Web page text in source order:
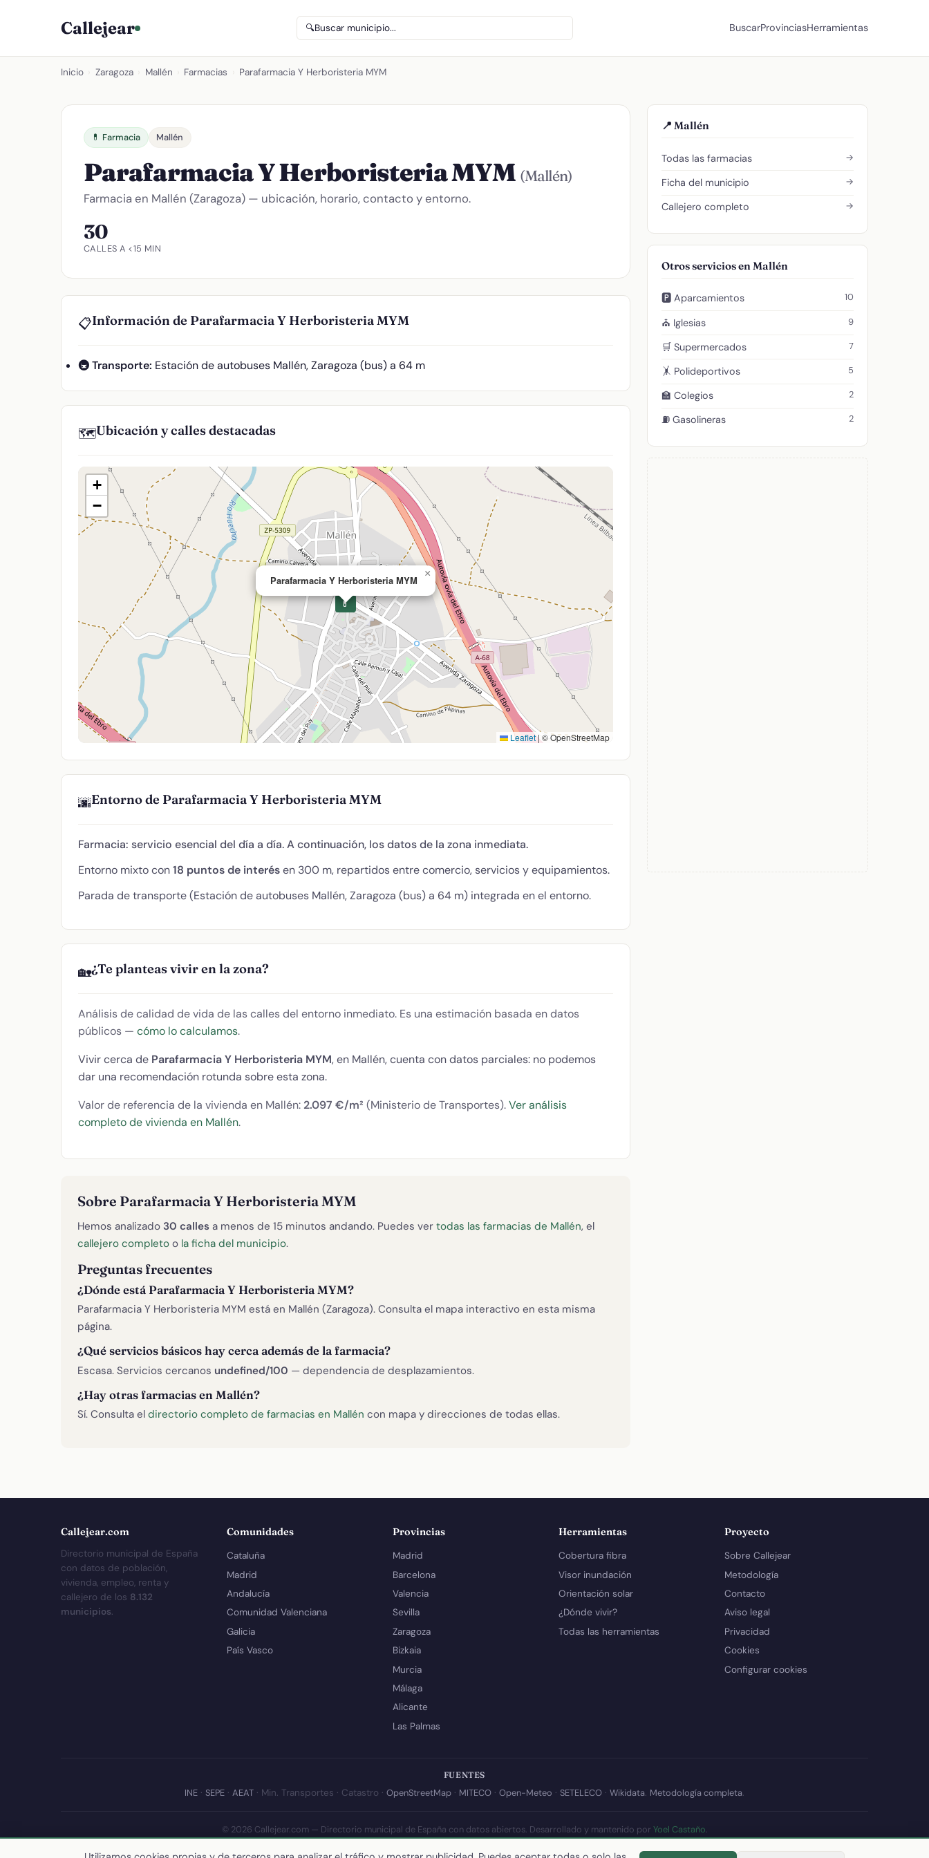
Callejear 🔍Buscar municipio... BuscarProvinciasHerramientas
Inicio Zaragoza Mallén Farmacias Parafarmacia Y Herboristeria MYM
💊 Farmacia Mallén
Parafarmacia Y Herboristeria MYM (Mallén)
Farmacia en Mallén (Zaragoza) — ubicación, horario, contacto y entorno.
30
CALLES A <15 MIN
📋Información de Parafarmacia Y Herboristeria MYM
🚇 Transporte: Estación de autobuses Mallén, Zaragoza (bus) a 64 m
🗺️Ubicación y calles destacadas
💊
Parafarmacia Y Herboristeria MYM
×
+
−
Leaflet|© OpenStreetMap
🌆Entorno de Parafarmacia Y Herboristeria MYM
Farmacia: servicio esencial del día a día. A continuación, los datos de la zona inmediata.
Entorno mixto con18 puntos de interésen 300 m, repartidos entre comercio, servicios y equipamientos.
Parada de transporte (Estación de autobuses Mallén, Zaragoza (bus) a 64 m) integrada en el entorno.
🏡¿Te planteas vivir en la zona?
Análisis de calidad de vida de las calles del entorno inmediato. Es una estimación basada en datos
públicos — cómo lo calculamos.
Vivir cerca de Parafarmacia Y Herboristeria MYM, en Mallén, cuenta con datos parciales: no podemos
dar una recomendación rotunda sobre esta zona.
Valor de referencia de la vivienda en Mallén: 2.097 €/m² (Ministerio de Transportes).Ver análisis
completo de vivienda en Mallén.
Sobre Parafarmacia Y Herboristeria MYM
Hemos analizado 30 calles a menos de 15 minutos andando. Puedes ver todas las farmacias de Mallén, el
callejero completo o la ficha del municipio.
Preguntas frecuentes
¿Dónde está Parafarmacia Y Herboristeria MYM?
Parafarmacia Y Herboristeria MYM está en Mallén (Zaragoza). Consulta el mapa interactivo en esta misma
página.
¿Qué servicios básicos hay cerca además de la farmacia?
Escasa. Servicios cercanos undefined/100 — dependencia de desplazamientos.
¿Hay otras farmacias en Mallén?
Sí. Consulta el directorio completo de farmacias en Mallén con mapa y direcciones de todas ellas.
📍 Mallén
Todas las farmacias →
Ficha del municipio →
Callejero completo →
Otros servicios en Mallén
🅿️ Aparcamientos 10
⛪ Iglesias 9
🛒 Supermercados 7
🤸 Polideportivos 5
🏫 Colegios 2
⛽ Gasolineras 2
Callejear.com
Directorio municipal de España
con datos de población,
vivienda, empleo, renta y
callejero de los 8.132
municipios.
Comunidades
Cataluña
Madrid
Andalucía
Comunidad Valenciana
Galicia
País Vasco
Provincias
Madrid
Barcelona
Valencia
Sevilla
Zaragoza
Bizkaia
Murcia
Málaga
Alicante
Las Palmas
Herramientas
Cobertura fibra
Visor inundación
Orientación solar
¿Dónde vivir?
Todas las herramientas
Proyecto
Sobre Callejear
Metodología
Contacto
Aviso legal
Privacidad
Cookies
Configurar cookies
FUENTES
INE · SEPE · AEAT · Min. Transportes · Catastro · OpenStreetMap · MITECO · Open-Meteo · SETELECO · Wikidata. Metodología completa.
© 2026 Callejear.com — Directorio municipal de España con datos abiertos. Desarrollado y mantenido por Yoel Castaño.
Última actualización de esta página:10 de julio de 2026·Cómo calculamos los datos